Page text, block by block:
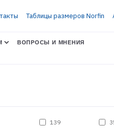
Таблицы размеров Norfin
ВОПРОСЫ И МНЕНИЯ
139